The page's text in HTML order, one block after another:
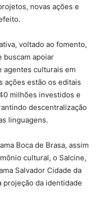
novas ações e
voltado ao fomento,
buscam apoiar
agentes culturais em
ações estão os editais
milhões investidos e
descentralização
linguagens.
Boca de Brasa, assim
cultural, o Salcine,
Salvador Cidade da
projeção da identidade